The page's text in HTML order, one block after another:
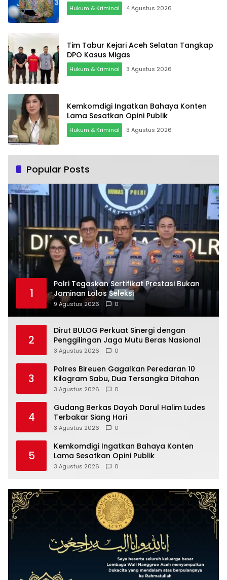
Hukum & Kriminal 4 Agustus 2026
Tim Tabur Kejari Aceh Selatan Tangkap
DPO Kasus Migas
Hukum & Kriminal 3 Agustus 2026
Kemkomdigi Ingatkan Bahaya Konten
Lama Sesatkan Opini Publik
Hukum & Kriminal 3 Agustus 2026
Popular Posts
1
Polri Tegaskan Sertifikat Prestasi Bukan
Jaminan Lolos Seleksi
9 Agustus 2026 0
2
Dirut BULOG Perkuat Sinergi dengan
Penggilingan Jaga Mutu Beras Nasional
3 Agustus 2026 0
3
Polres Bireuen Gagalkan Peredaran 10
Kilogram Sabu, Dua Tersangka Ditahan
3 Agustus 2026 0
4
Gudang Berkas Dayah Darul Halim Ludes
Terbakar Siang Hari
3 Agustus 2026 0
5
Kemkomdigi Ingatkan Bahaya Konten
Lama Sesatkan Opini Publik
3 Agustus 2026 0